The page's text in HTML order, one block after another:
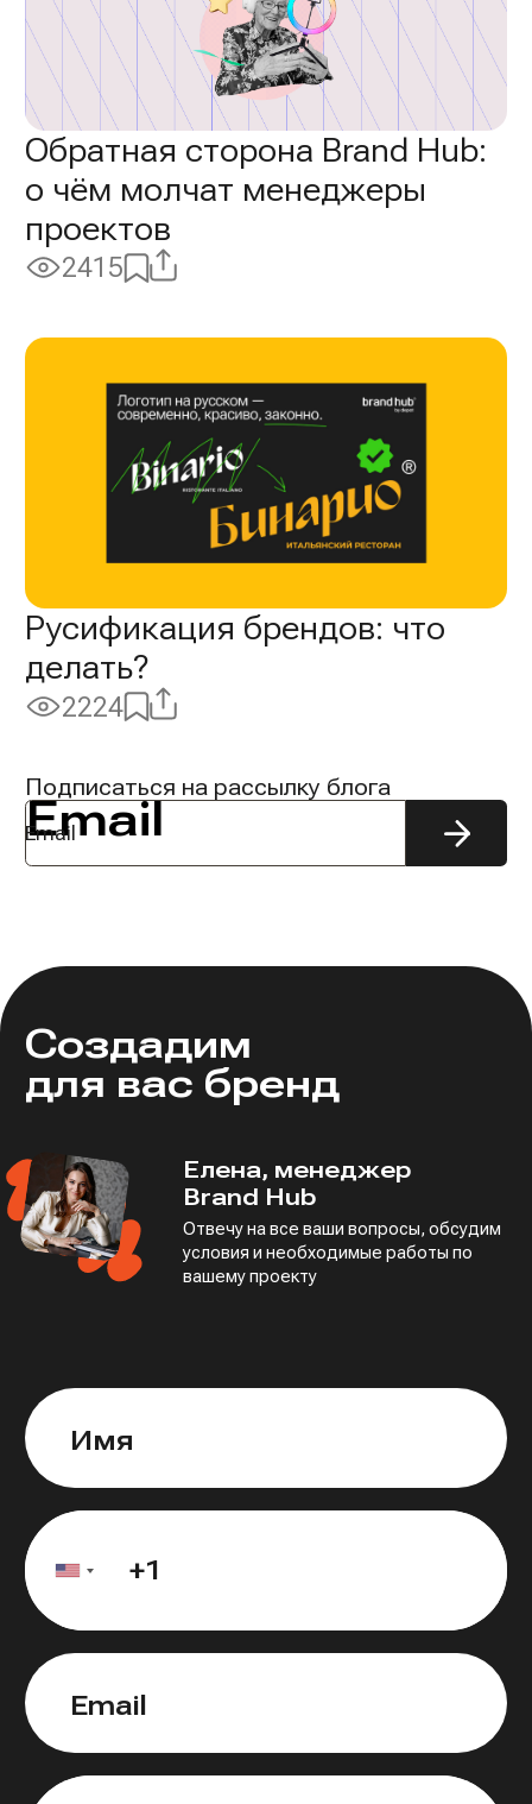
Обратная сторона Brand Hub:
о чём молчат менеджеры
проектов
Просмотры:
2415 Добавить
Поделиться
Русификация брендов: что
делать?
Просмотры:
2224 Добавить
Поделиться
Подписаться на рассылку блога
Email
на
Создадим
для вас бренд
Елена, менеджер
Brand Hub
Отвечу на все ваши вопросы, обсудим
условия и необходимые работы по
вашему проекту
Имя
Email